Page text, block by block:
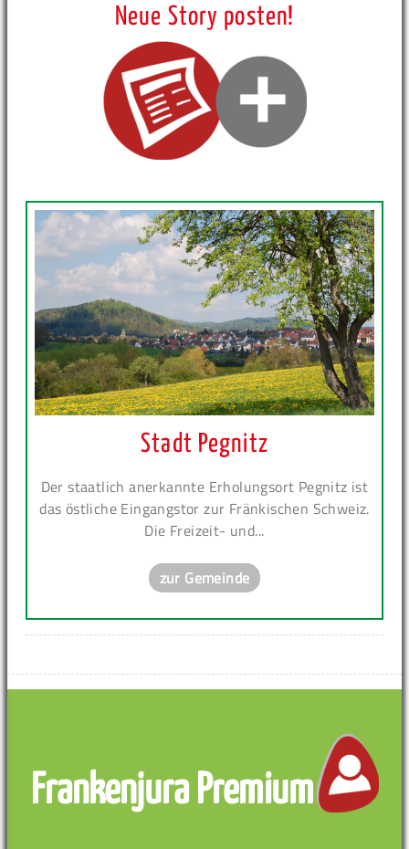
Neue Story posten!
Stadt Pegnitz
Der staatlich anerkannte Erholungsort Pegnitz ist
das östliche Eingangstor zur Fränkischen Schweiz.
Die Freizeit- und...
zur Gemeinde
Frankenjura Premium